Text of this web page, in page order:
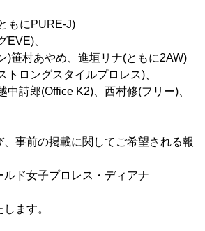
もにPURE-J)
EVE)、
)笹村あやめ、進垣リナ(ともに2AW)
トロングスタイルプロレス)、
中詩郎(Office K2)、西村修(フリー)、
事前の掲載に関してご希望される報
ルド女子プロレス・ディアナ
ます。